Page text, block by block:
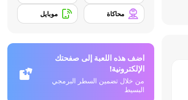
محاكاة موبايل
اضف هذه اللعبة إلى صفحتك
الإلكترونية!
من خلال تضمين السطر البرمجي
البسيط